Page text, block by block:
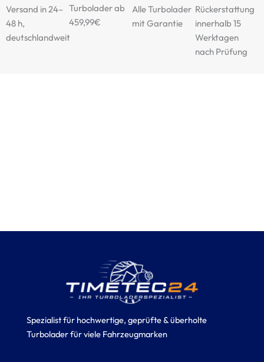
Versand in 24–
48 h,
deutschlandweit
Turbolader ab
459,99€
Alle Turbolader
mit Garantie
Rückerstattung
innerhalb 15
Werktagen
nach Prüfung
Spezialist für hochwertige, geprüfte & überholte
Turbolader für viele Fahrzeugmarken